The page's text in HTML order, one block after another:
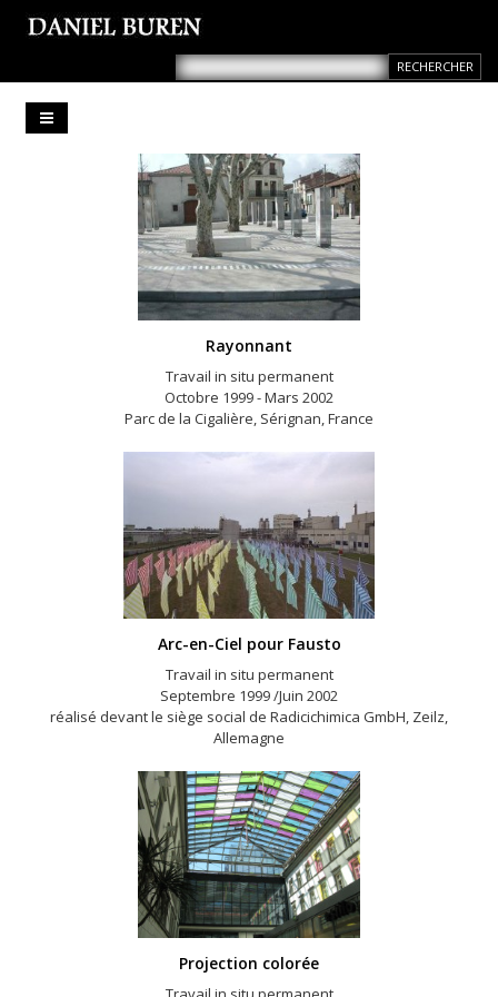
Rayonnant
Travail in situ permanent
Octobre 1999 - Mars 2002
Parc de la Cigalière, Sérignan, France
Arc-en-Ciel pour Fausto
Travail in situ permanent
Septembre 1999 /Juin 2002
réalisé devant le siège social de Radicichimica GmbH, Zeilz,
Allemagne
Projection colorée